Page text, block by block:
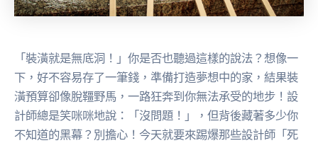
「裝潢就是無底洞！」你是否也聽過這樣的說法？想像一
下，好不容易存了一筆錢，準備打造夢想中的家，結果裝
潢預算卻像脫韁野馬，一路狂奔到你無法承受的地步！設
計師總是笑咪咪地說：「沒問題！」，但背後藏著多少你
不知道的黑幕？別擔心！今天就要來踢爆那些設計師「死